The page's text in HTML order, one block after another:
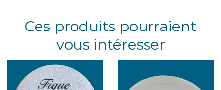
Ces produits pourraient
vous intéresser